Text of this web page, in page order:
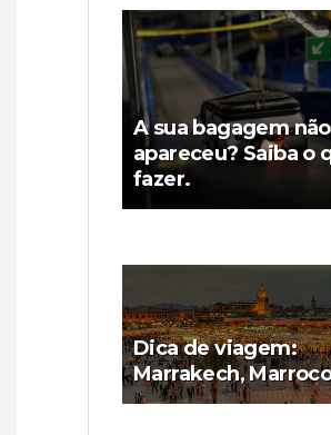
A sua bagagem não
apareceu? Saiba o
fazer.
Dica de viagem:
Marrakech,